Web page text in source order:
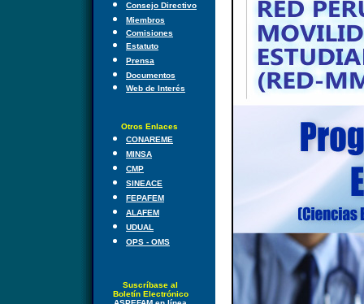
Consejo Directivo
Miembros
Comisiones
Estatuto
Prensa
Documentos
Web de Interés
Otros Enlaces
CONAREME
MINSA
CMP
SINEACE
FEPAFEM
ALAFEM
UDUAL
OPS - OMS
Suscríbase al
Boletín Electrónico